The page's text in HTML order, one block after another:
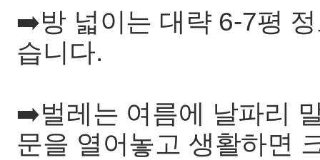
➡️방 넓이는 대략 6-7평
습니다.
➡️벌레는 여름에 날파리
문을 열어놓고 생활하면